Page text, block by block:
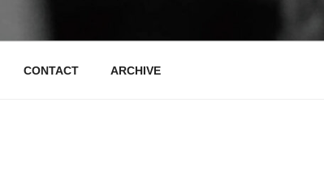
CONTACT ARCHIVE